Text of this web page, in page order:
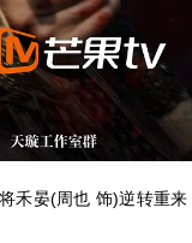
禾晏(周也 饰)逆转重来